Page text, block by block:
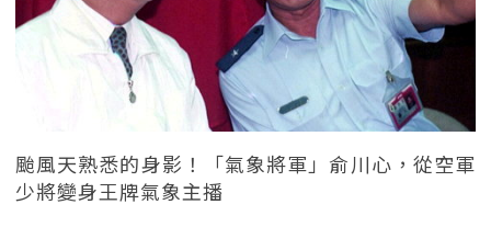
颱風天熟悉的身影！「氣象將軍」俞川心，從空軍
少將變身王牌氣象主播